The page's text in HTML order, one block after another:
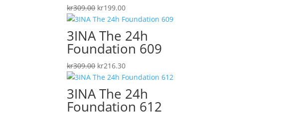
kr309.00 Det
ursprungliga
priset
var:
kr309.00.
kr199.00Det
nuvarande
priset
är:
kr199.00.
3INA The 24h
Foundation 609
kr309.00 Det
ursprungliga
priset
var:
kr309.00.
kr216.30Det
nuvarande
priset
är:
kr216.30.
3INA The 24h
Foundation 612